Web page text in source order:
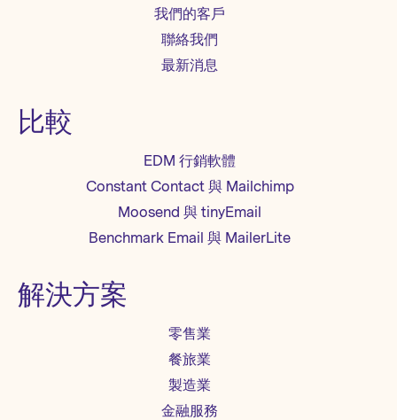
我們的客戶
聯絡我們
最新消息
比較
EDM 行銷軟體
Constant Contact 與 Mailchimp
Moosend 與 tinyEmail
Benchmark Email 與 MailerLite
解決方案
零售業
餐旅業
製造業
金融服務